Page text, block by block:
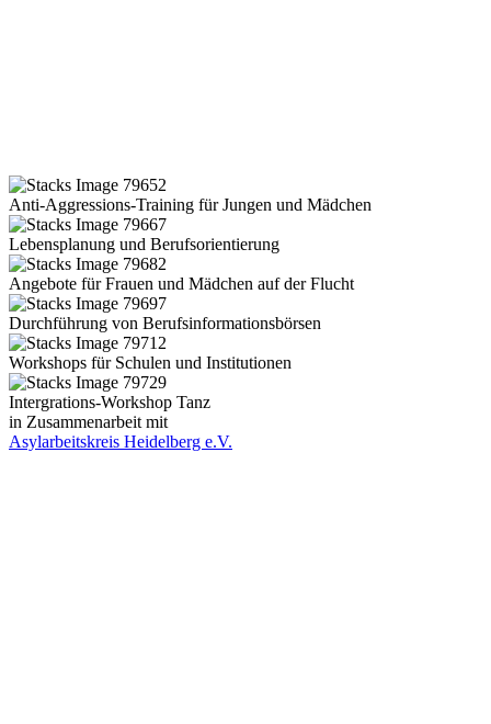
Anti-Aggressions-Training für Jungen und Mädchen
Lebensplanung und Berufsorientierung
Angebote für Frauen und Mädchen auf der Flucht
Durchführung von Berufsinformationsbörsen
Workshops für Schulen und Institutionen
Intergrations-Workshop Tanz
in Zusammenarbeit mit
Asylarbeitskreis Heidelberg e.V.